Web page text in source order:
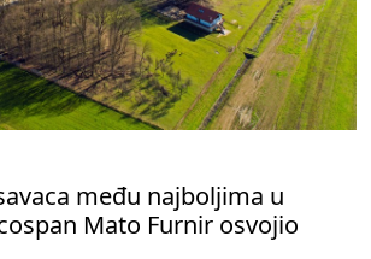
među najboljima u
Mato Furnir osvojio